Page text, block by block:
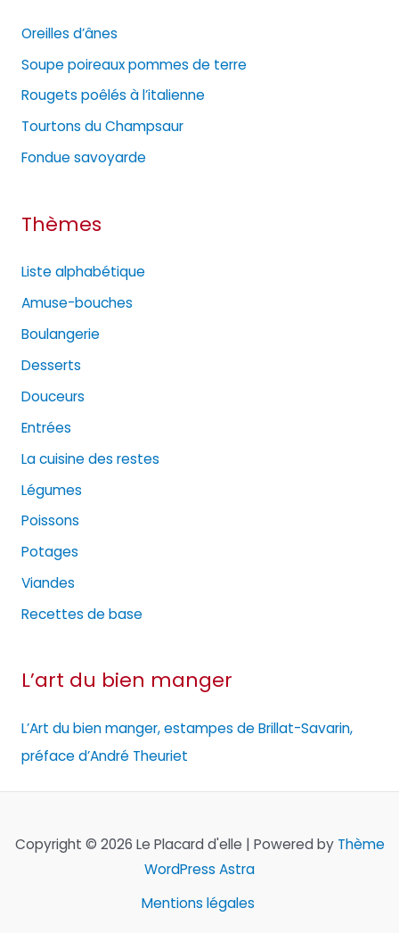
o
r
i
e
s
Oreilles d’ânes
Soupe poireaux pommes de terre
Rougets poêlés à l’italienne
Tourtons du Champsaur
Fondue savoyarde
Thèmes
Liste alphabétique
Amuse-bouches
Boulangerie
Desserts
Douceurs
Entrées
La cuisine des restes
Légumes
Poissons
Potages
Viandes
Recettes de base
L’art du bien manger
L’Art du bien manger, estampes de Brillat-Savarin,
préface d’André Theuriet
Copyright © 2026 Le Placard d'elle | Powered by Thème
WordPress Astra
Mentions légales